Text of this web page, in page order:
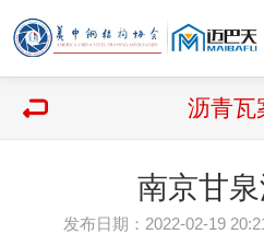
沥青瓦
南京甘
发布日期：2022-02-19